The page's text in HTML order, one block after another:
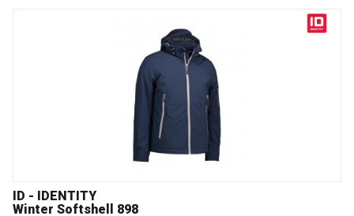
ID - IDENTITY
Winter Softshell 898